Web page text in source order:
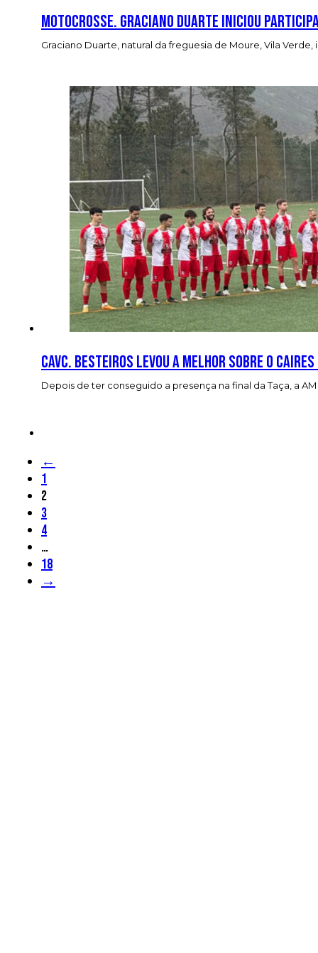
Motocrosse. Graciano Duarte iniciou
Graciano Duarte, natural da freguesia de Moure, Vila
CAVC. Besteiros levou a melhor sobre o
Depois de ter conseguido a presença na final da Taça, a
←
1
2
3
4
…
18
→